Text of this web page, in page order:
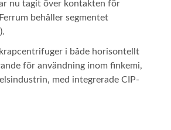
nu tagit över kontakten för
behåller segmentet
i både horisontellt
för användning inom finkemi,
med integrerade CIP-